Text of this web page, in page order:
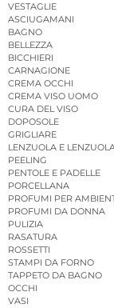
VESTAGLIE
ASCIUGAMANI
BAGNO
BELLEZZA
BICCHIERI
CARNAGIONE
CREMA OCCHI
CREMA VISO UOMO
CURA DEL VISO
DOPOSOLE
GRIGLIARE
LENZUOLA E
PEELING
PENTOLE E PADELLE
PORCELLANA
PROFUMI PER
PROFUMI DA DONNA
PULIZIA
RASATURA
ROSSETTI
STAMPI DA FORNO
TAPPETO DA BAGNO
OCCHI
VASI